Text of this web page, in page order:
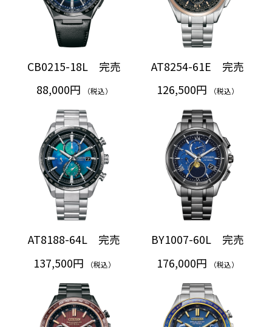
CB0215-18L 完売
88,000円
（税込）
AT8254-61E 完売
126,500円
（税込）
AT8188-64L 完売
137,500円
（税込）
BY1007-60L 完売
176,000円
（税込）